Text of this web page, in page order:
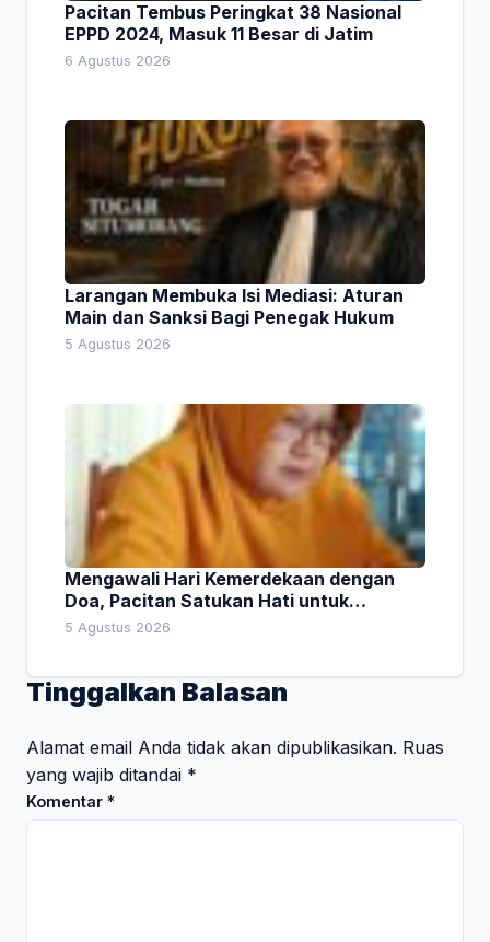
Pacitan Tembus Peringkat 38 Nasional
EPPD 2024, Masuk 11 Besar di Jatim
6 Agustus 2026
Larangan Membuka Isi Mediasi: Aturan
Main dan Sanksi Bagi Penegak Hukum
5 Agustus 2026
Mengawali Hari Kemerdekaan dengan
Doa, Pacitan Satukan Hati untuk
Indonesia
5 Agustus 2026
Tinggalkan Balasan
Alamat email Anda tidak akan dipublikasikan. Ruas
yang wajib ditandai *
Komentar *